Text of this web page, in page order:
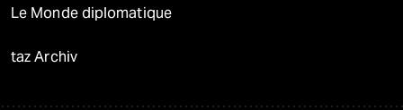
Le Monde diplomatique
taz Archiv